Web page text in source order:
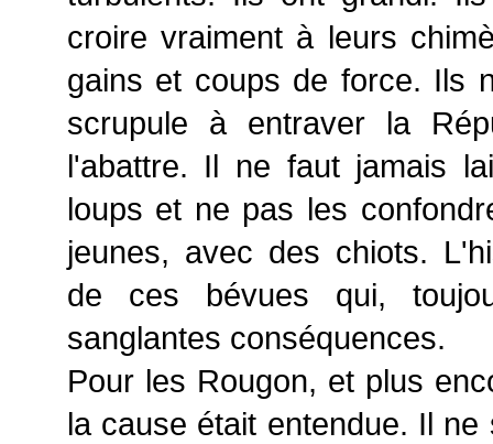
croire vraiment à leurs
gains et coups de force. Ils
scrupule à entraver la
l'abattre. Il ne faut jamais
loups et ne pas les
jeunes, avec des chiots.
de ces bévues qui,
sanglantes conséquences.
Pour les Rougon, et plus
la cause était entendue. Il